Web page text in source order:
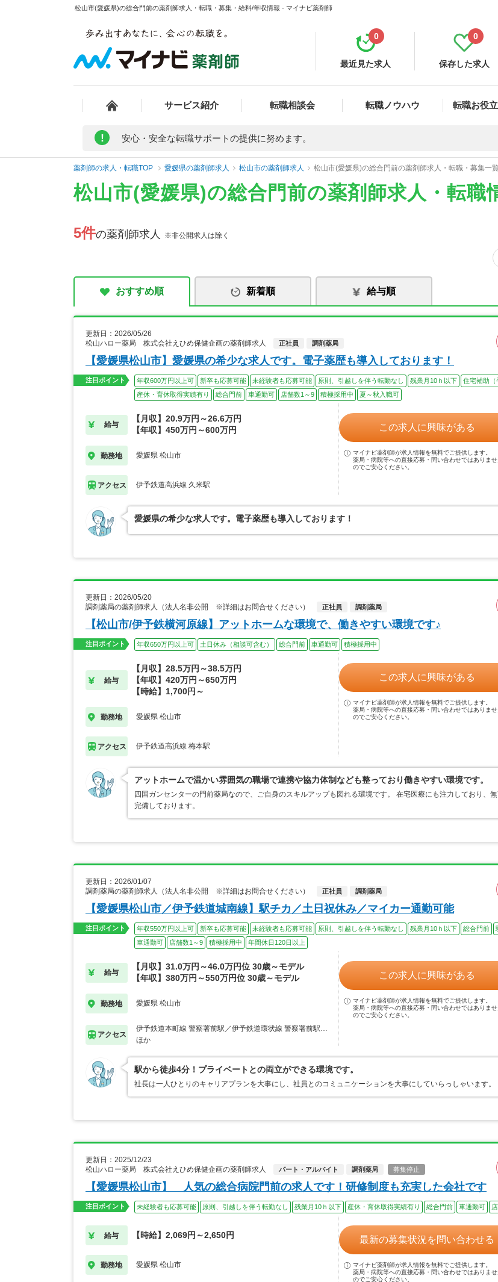
松山市(愛媛県)の総合門前の薬剤師求人・転職・募集・給料/年収情報 - マイナビ薬剤師
最近見た求人
0
保存した求人
0
サービス紹介 転職相談会 転職ノウハウ 転職お役
! 安心・安全な転職サポートの提供に努めます。
薬剤師の求人・転職TOP 愛媛県の薬剤師求人 松山市の薬剤師求人 松山市(愛媛県)の総合門前の薬剤師求人・転職・募集一覧
松山市(愛媛県)の総合門前の薬剤師求人・転職
5件の薬剤師求人 ※非公開求人は除く
おすすめ順 新着順 給与順
更新日：2026/05/26
松山ハロー薬局 株式会社えひめ保健企画の薬剤師求人
正社員 調剤薬局
【愛媛県松山市】愛媛県の希少な求人です。電子薬歴も導入しております！
注目ポイント 年収600万円以上可 新卒も応募可能 未経験者も応募可能 原則、引越しを伴う転勤なし 残業月10ｈ以下
住宅補助（
産休・育休取得実績有り
総合門前 車通勤可 店舗数1～9 積極採用中 夏～秋入職可
給与
【月収】20.9万円～26.6万円
【年収】450万円～600万円
勤務地 愛媛県 松山市
アクセス 伊予鉄道高浜線 久米駅
この求人に興味がある
マイナビ薬剤師が求人情報を無料でご提供します。
薬局・病院等への直接応募・問い合わせではありませ
のでご安心ください。
愛媛県の希少な求人です。電子薬歴も導入しております！
更新日：2026/05/20
調剤薬局の薬剤師求人（法人名非公開 ※詳細はお問合せください）
正社員 調剤薬局
【松山市/伊予鉄横河原線】アットホームな環境で、働きやすい環境です♪
注目ポイント 年収650万円以上可 土日休み（相談可含む） 総合門前 車通勤可 積極採用中
給与
【月収】28.5万円～38.5万円
【年収】420万円～650万円
【時給】1,700円～
勤務地 愛媛県 松山市
アクセス 伊予鉄道高浜線 梅本駅
この求人に興味がある
マイナビ薬剤師が求人情報を無料でご提供します。
薬局・病院等への直接応募・問い合わせではありませ
のでご安心ください。
アットホームで温かい雰囲気の職場で連携や協力体制なども整っており働きやすい環境です。
四国ガンセンターの門前薬局なので、ご自身のスキルアップも図れる環境です。 在宅医療にも注力しており、
完備しております。
更新日：2026/01/07
調剤薬局の薬剤師求人（法人名非公開 ※詳細はお問合せください）
正社員 調剤薬局
【愛媛県松山市／伊予鉄道城南線】駅チカ／土日祝休み／マイカー通勤可能
注目ポイント 年収550万円以上可 新卒も応募可能 未経験者も応募可能 原則、引越しを伴う転勤なし 残業月10ｈ以下 総合門前
車通勤可
店舗数1～9 積極採用中 年間休日120日以上
給与
【月収】31.0万円～46.0万円位 30歳～モデル
【年収】380万円～550万円位 30歳～モデル
勤務地 愛媛県 松山市
アクセス
伊予鉄道本町線 警察署前駅／伊予鉄道環状線 警察署前駅…
ほか
この求人に興味がある
マイナビ薬剤師が求人情報を無料でご提供します。
薬局・病院等への直接応募・問い合わせではありませ
のでご安心ください。
駅から徒歩4分！プライベートとの両立ができる環境です。
社長は一人ひとりのキャリアプランを大事にし、社員とのコミュニケーションを大事にしていらっしゃいます。
更新日：2025/12/23
松山ハロー薬局 株式会社えひめ保健企画の薬剤師求人
パート・アルバイト 調剤薬局 募集停止
【愛媛県松山市】 人気の総合病院門前の求人です！研修制度も充実した会社です
注目ポイント 未経験者も応募可能 原則、引越しを伴う転勤なし 残業月10ｈ以下 産休・育休取得実績有り 総合門前 車通勤可
給与 【時給】2,069円～2,650円
勤務地 愛媛県 松山市
最新の募集状況を問い合わせる
マイナビ薬剤師が求人情報を無料でご提供します。
薬局・病院等への直接応募・問い合わせではありませ
のでご安心ください。